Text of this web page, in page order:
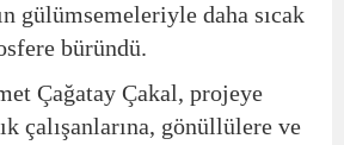
gülümsemeleriyle daha sıcak
büründü.
Çağatay Çakal, projeye
çalışanlarına, gönüllülere ve